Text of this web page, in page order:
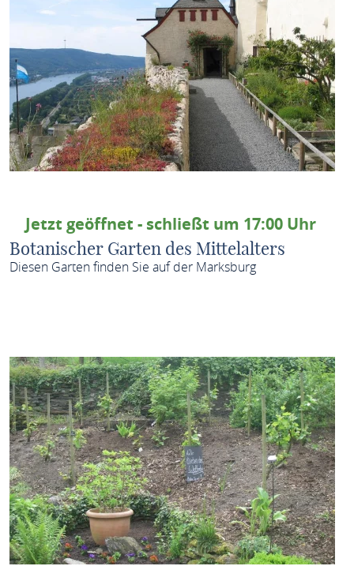
Jetzt geöffnet - schließt um 17:00 Uhr
Botanischer Garten des Mittelalters
Diesen Garten finden Sie auf der Marksburg